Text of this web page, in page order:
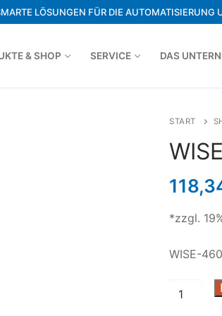
LÖSUNGEN FÜR DIE AUTOMATISIERUNG
& SHOP SERVICE DAS
START
*zzgl.
WISE-